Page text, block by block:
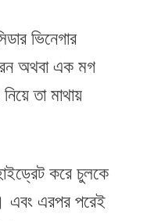
ভিনেগার
অথবা এক মগ
তা মাথায়
করে চুলকে
এবং এরপর পরেই